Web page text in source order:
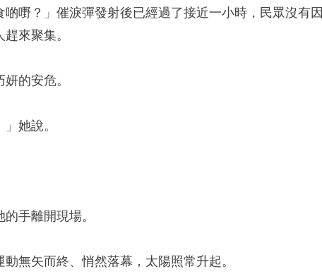
啲嘢？」催淚彈發射後已經過了接近一小時，民眾沒有因
來聚集。
的安危。
她說。
手離開現場。
無矢而終、悄然落幕，太陽照常升起。